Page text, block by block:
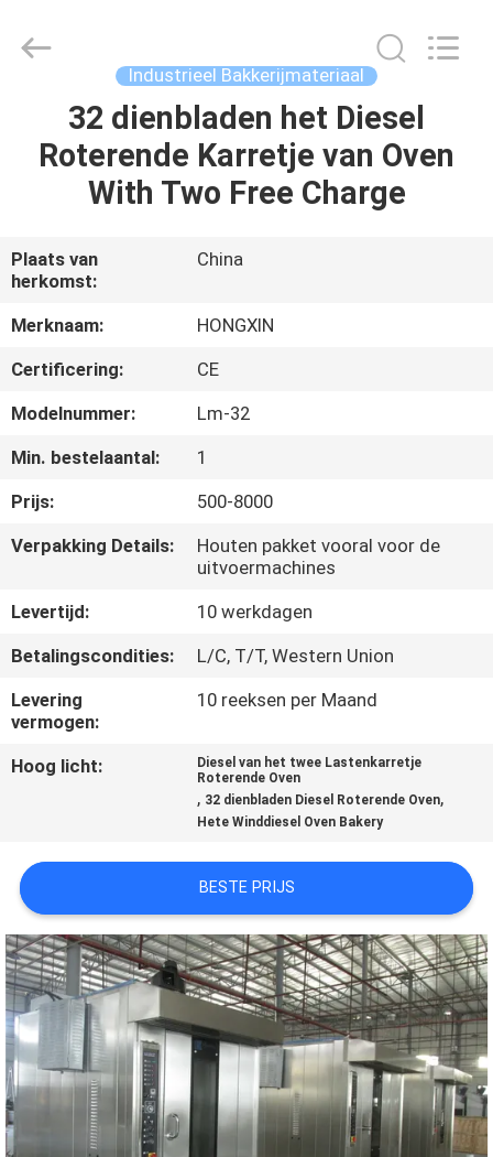
PRODUCTEN
VR-
SHOW
OVER
ONS
FABRIEKSTOCHT
KWALITEITSCONTROLE
NEEM
CONTACT
MET
ONS
OP
VRAAG
EEN
OFFERTE
SITEMAP
PRIVACY
Industrieel Bakkerijmateriaal
32 dienbladen het Diesel
Roterende Karretje van Oven
With Two Free Charge
Plaats van
herkomst:
China
Merknaam:
HONGXIN
Certificering:
CE
Modelnummer:
Lm-32
Min. bestelaantal:
1
Prijs:
500-8000
Verpakking Details:
Houten pakket vooral voor de
uitvoermachines
Levertijd:
10 werkdagen
Betalingscondities:
L/C, T/T, Western Union
Levering
vermogen:
10 reeksen per Maand
Hoog licht:
Diesel van het twee Lastenkarretje
Roterende Oven
, 32 dienbladen Diesel Roterende Oven,
Hete Winddiesel Oven Bakery
BESTE PRIJS